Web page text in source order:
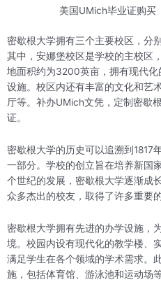
美国UMich毕业证购买
密歇根大学拥有三个主要校区，分
其中，安娜堡校区是学校的主校区
地面积约为3200英亩，拥有现代
设施。校区内还有丰富的文化和艺
厅等。补办UMich文凭，定制密歇
证。
密歇根大学的历史可以追溯到1817
一部分。学校的创立旨在培养新国
个世纪的发展，密歇根大学逐渐成
众多杰出的校友，取得了许多重要
密歇根大学拥有先进的办学设施，
境。校园内设有现代化的教学楼、
满足学生在各个领域的学术需求。
施，包括体育馆、游泳池和运动场